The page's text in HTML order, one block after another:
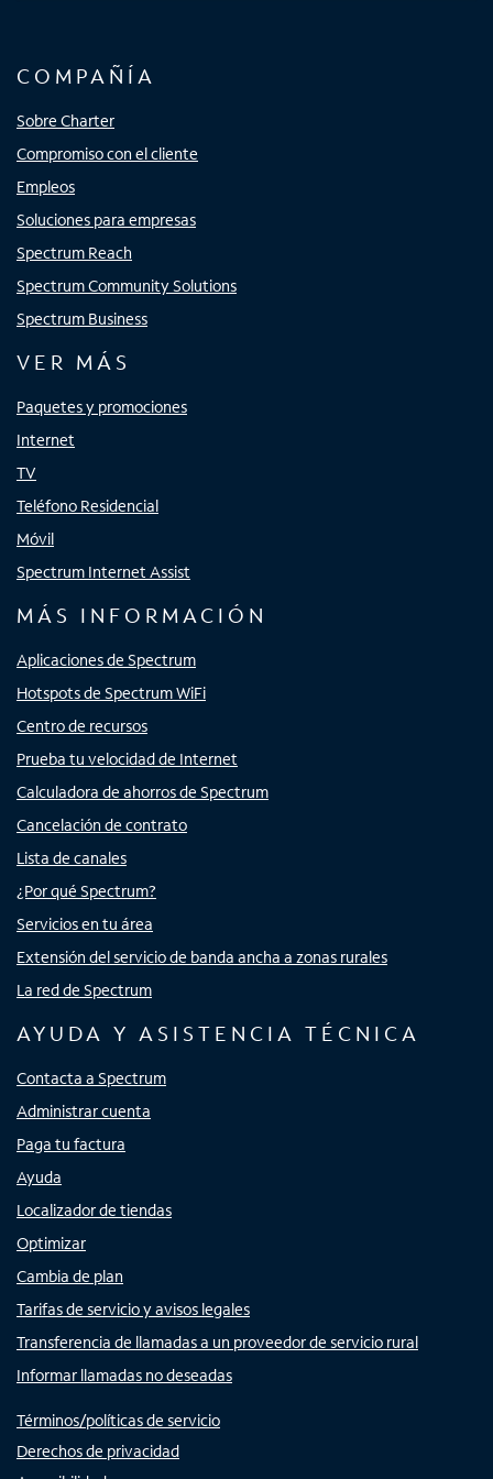
COMPAÑÍA
Sobre Charter
Compromiso con el cliente
Empleos
Soluciones para empresas
Spectrum Reach
Spectrum Community Solutions
Spectrum Business
VER MÁS
Paquetes y promociones
Internet
TV
Teléfono Residencial
Móvil
Spectrum Internet Assist
MÁS INFORMACIÓN
Aplicaciones de Spectrum
Hotspots de Spectrum WiFi
Centro de recursos
Prueba tu velocidad de Internet
Calculadora de ahorros de Spectrum
Cancelación de contrato
Lista de canales
¿Por qué Spectrum?
Servicios en tu área
Extensión del servicio de banda ancha a zonas rurales
La red de Spectrum
AYUDA Y ASISTENCIA TÉCNICA
Contacta a Spectrum
Administrar cuenta
Paga tu factura
Ayuda
Localizador de tiendas
Optimizar
Cambia de plan
Tarifas de servicio y avisos legales
Transferencia de llamadas a un proveedor de servicio rural
Informar llamadas no deseadas
Términos/políticas de servicio
Derechos de privacidad